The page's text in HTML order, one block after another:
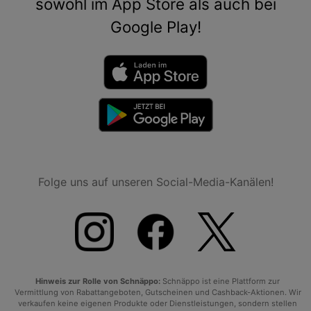
Google Play!
Folge uns auf unseren Social-Media-Kanälen!
Hinweis zur Rolle von Schnäppo: Schnäppo ist eine Plattform zur
Vermittlung von Rabattangeboten, Gutscheinen und Cashback-Aktionen. Wir
verkaufen keine eigenen Produkte oder Dienstleistungen, sondern stellen